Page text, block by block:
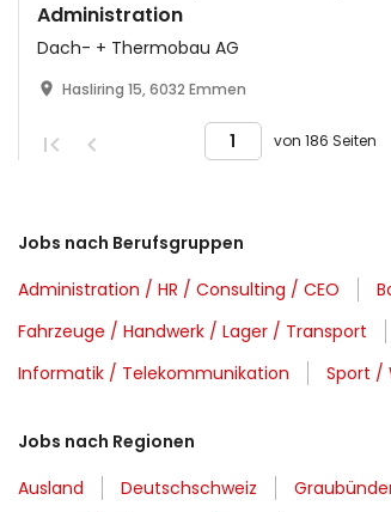
Administration
Dach- + Thermobau AG
Hasliring 15, 6032 Emmen
von 186 Seiten
Jobs nach Berufsgruppen
Administration / HR / Consulting / CEO
Fahrzeuge / Handwerk / Lager / Transport
Informatik / Telekommunikation
Sport /
Jobs nach Regionen
Ausland
Deutschschweiz